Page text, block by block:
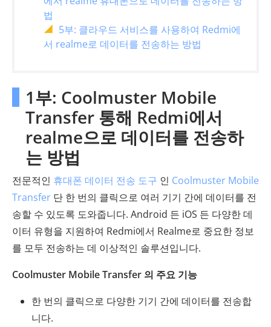
법
5부: 클라우드 서비스를 사용하여 Redmi에
서 realme로 데이터를 전송하는 방법
1부: Coolmuster Mobile
Transfer 통해 Redmi에서
realme으로 데이터를 전송하
는 방법
전문적인 휴대폰 데이터 전송 도구 인 Coolmuster Mobile
Transfer 단 한 번의 클릭으로 여러 기기 간에 데이터를 전
송할 수 있도록 도와줍니다. Android 든 iOS 든 다양한 데
이터 유형을 지원하여 Redmi에서 Realme로 중요한 정보
를 모두 전송하는 데 이상적인 솔루션입니다.
Coolmuster Mobile Transfer 의 주요 기능
한 번의 클릭으로 다양한 기기 간에 데이터를 전송합
니다.